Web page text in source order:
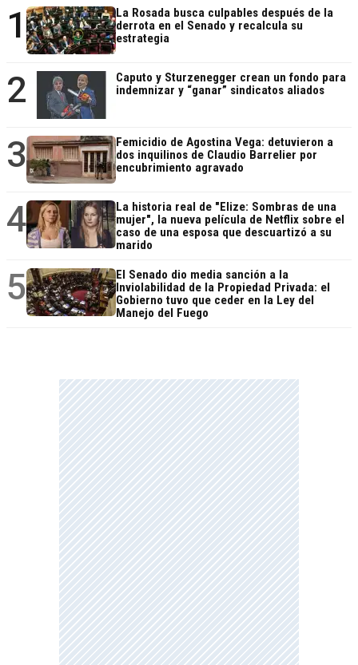
1
La Rosada busca culpables después de la
derrota en el Senado y recalcula su
estrategia
2
Caputo y Sturzenegger crean un fondo para
indemnizar y “ganar” sindicatos aliados
3
Femicidio de Agostina Vega: detuvieron a
dos inquilinos de Claudio Barrelier por
encubrimiento agravado
4
La historia real de "Elize: Sombras de una
mujer", la nueva película de Netflix sobre el
caso de una esposa que descuartizó a su
marido
5
El Senado dio media sanción a la
Inviolabilidad de la Propiedad Privada: el
Gobierno tuvo que ceder en la Ley del
Manejo del Fuego